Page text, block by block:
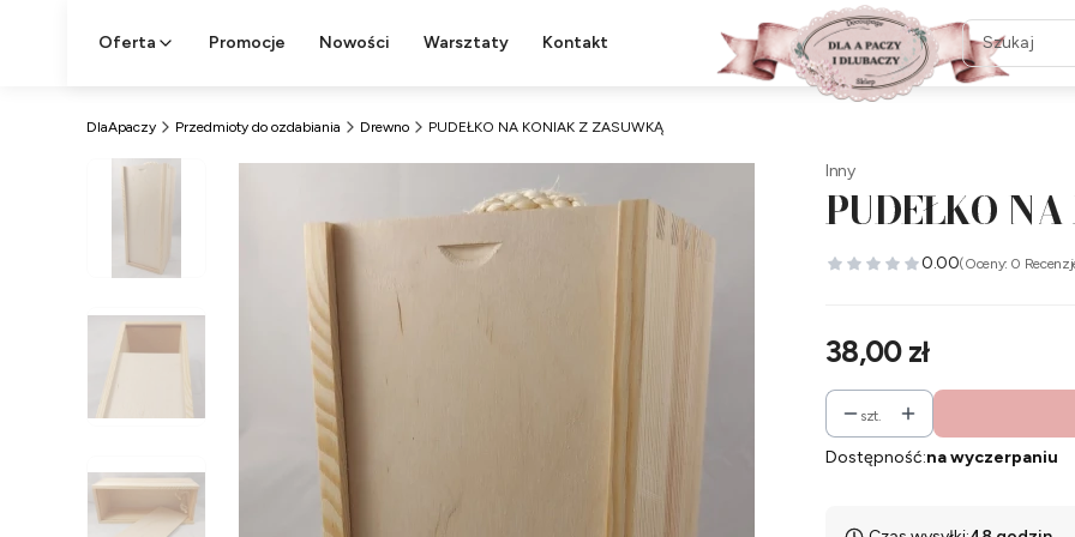
Oferta Promocje Nowości Warsztaty Kontakt
DlaApaczy Przedmioty do ozdabiania Drewno PUDEŁKO NA KONIAK Z ZASUWKĄ
Inny
PUDEŁKO
0.00(Oceny: 0
Cena
38,00 zł
szt.
Dostępność:na wyczerpaniu